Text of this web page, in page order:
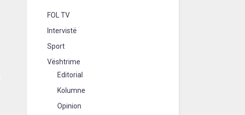
FOL TV
Intervistë
Sport
Vështrime
Editorial
Kolumne
Opinion